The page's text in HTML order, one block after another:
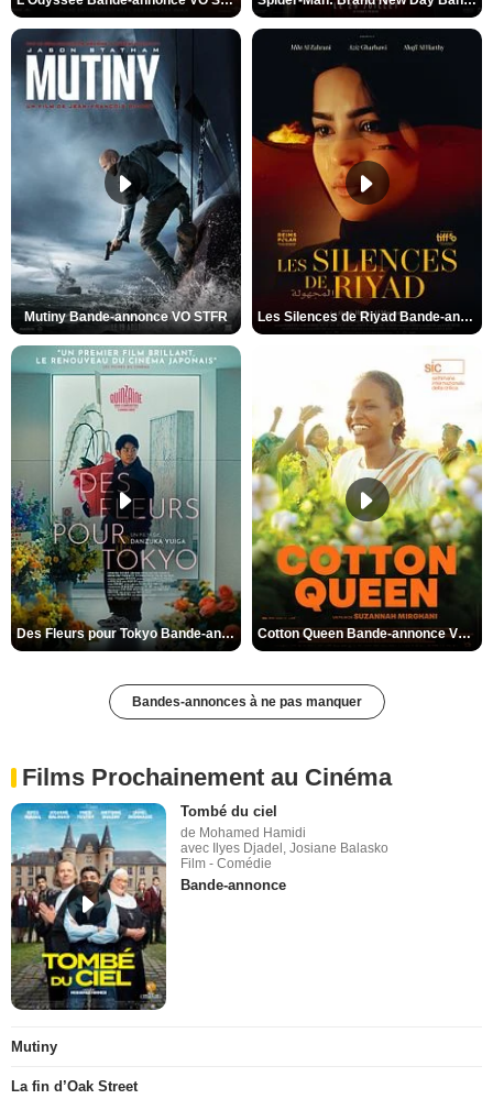
Mutiny Bande-annonce VO STFR Les Silences de Riyad Bande-annonce VO STFR
Des Fleurs pour Tokyo Bande-annonce VO STFR Cotton Queen Bande-annonce VO STFR
Bandes-annonces à ne pas manquer
Films Prochainement au Cinéma
Tombé du ciel
de Mohamed Hamidi
avec Ilyes Djadel, Josiane Balasko
Film - Comédie
Bande-annonce
Mutiny
La fin d’Oak Street